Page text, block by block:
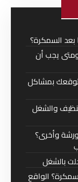
بعد السمكرة؟
يجب أن
توقعك بمشاكل
والشغل
وأخرى؟
بالشغل
الواقع